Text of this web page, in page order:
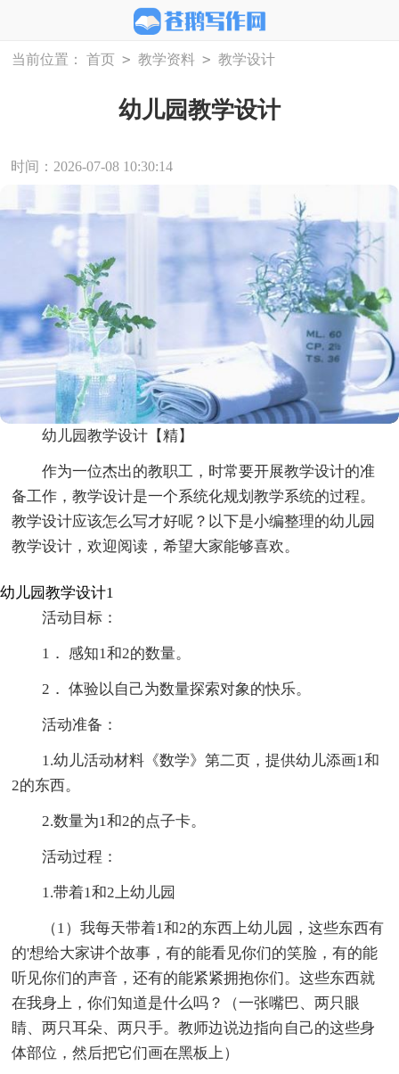
当前位置： 首页 > 教学资料 > 教学设计
幼儿园教学设计
时间：2026-07-08 10:30:14
幼儿园教学设计【精】
作为一位杰出的教职工，时常要开展教学设计的准
备工作，教学设计是一个系统化规划教学系统的过程。
教学设计应该怎么写才好呢？以下是小编整理的幼儿园
教学设计，欢迎阅读，希望大家能够喜欢。
幼儿园教学设计1
活动目标：
1． 感知1和2的数量。
2． 体验以自己为数量探索对象的快乐。
活动准备：
1.幼儿活动材料《数学》第二页，提供幼儿添画1和
2的东西。
2.数量为1和2的点子卡。
活动过程：
1.带着1和2上幼儿园
（1）我每天带着1和2的东西上幼儿园，这些东西有
的'想给大家讲个故事，有的能看见你们的笑脸，有的能
听见你们的声音，还有的能紧紧拥抱你们。这些东西就
在我身上，你们知道是什么吗？（一张嘴巴、两只眼
睛、两只耳朵、两只手。教师边说边指向自己的这些身
体部位，然后把它们画在黑板上）